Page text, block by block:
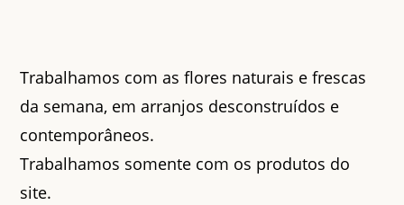
Trabalhamos com as flores naturais e frescas
da semana, em arranjos desconstruídos e
contemporâneos.
Trabalhamos somente com os produtos do
site.